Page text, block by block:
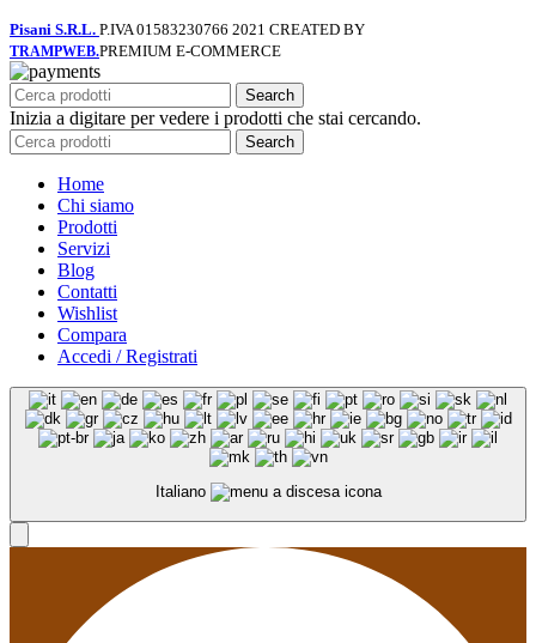
Pisani S.R.L. P.IVA 01583230766 2021 CREATED BY
TRAMPWEB.PREMIUM E-COMMERCE
Search
Inizia a digitare per vedere i prodotti che stai cercando.
Search
Home
Chi siamo
Prodotti
Servizi
Blog
Contatti
Wishlist
Compara
Accedi / Registrati
Italiano